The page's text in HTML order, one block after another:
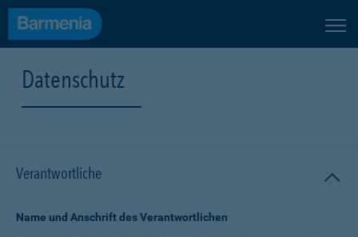
Datenschutz
Verantwortliche
Name und Anschrift des Verantwortlichen